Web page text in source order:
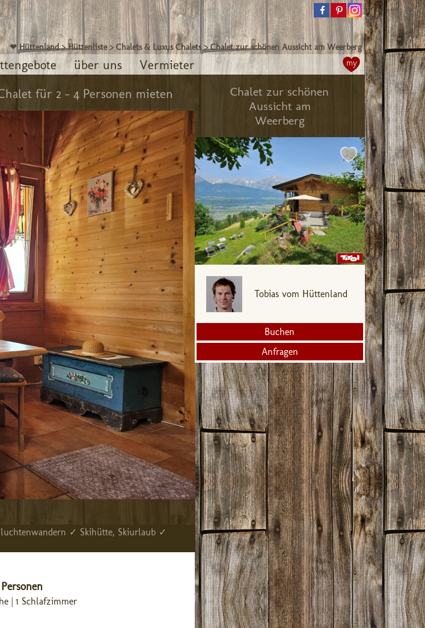
❤ Hüttenland >Hüttenliste >Chalets & Luxus Chalets >Chalet zur schönen Aussicht am Weerberg
über uns Vermieter my
für 2 - 4 Personen mieten
✓ Skihütte, Skiurlaub ✓
| 1 Schlafzimmer
Chalet zur schönen
Aussicht am
Weerberg
Tobias vom Hüttenland
Buchen
Anfragen